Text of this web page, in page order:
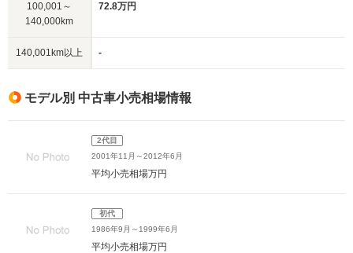
100,001～
140,000km
72.8万円
140,001km以上 -
モデル別 中古車小売相場情報
2代目
2001年11月～2012年6月
平均小売相場万円
初代
1986年9月～1999年6月
平均小売相場万円